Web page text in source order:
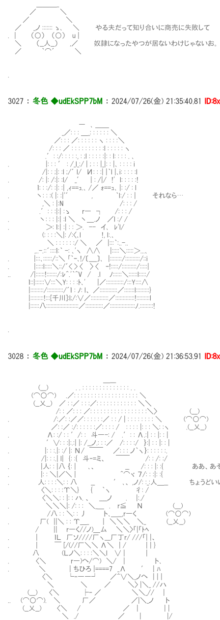
／ ＼
／ ＼
／ _ノ ::::::: ゝ､ ＼ やる夫だって知り合いに商売に失敗して
. | （○） （○） u |
＼ （__人__） ,／ 奴隷になったやつが居ないわけじゃないお。
／ ｀⌒´ ＼
3027 ： 冬色 ◆udEkSPP7bM ： 2024/07/26(金) 21:35:40.81
― ､ ＿＿
_／: : : ＿_: : : : : : ＼
／: : : ／: : : : : : ヽ : : : :＼
/: : : ／ : : : : : : : : : :l : : : : : ヽ
.′: :/: : : : :, : ;l : : : : :|: : l: : : : . ､
. |: : : ′ : /_l_:/ | ; : : |_|: : |､ : : : : i
/|: : ;|: :l ;/´ l/ И: : :| |｀l |､i: : : : :l
. /: |: /:|: :l/ _′ | : /|/ !' l: : : : :!
ｌ: : :/: :|: :| ,ｨ==ｭ.､ /／ ｫ==ｭ､ |: :/ : l
. 丶: : :( |: :|'´ , ｀l:/ : : | それなら…
,＼ : |:N /: : : /
.′: : :|:| :ゝ r― ┐ /: : : /
. 丶: : : |:| :l ＼ 丶＿.ノ ／l :/ /
. ＞: ｌ:| :| : : ＞. -- イ､ ﾚ'l/
(: : : :＼|: /:〈､l !, l:.､
＼ : : : : : :/ ＼ ／ |:::｀:..-..
,..-.::´::::ｌ:｀ -: ､'ヽ ∧∧ |:::::＼:::::＞...､
. |:::､::::::/::＼ ｢｀ｰ､!/〔____〕､ |::::::::/::::::::::/::i
. |:::::l:::::＼::/´< > 〈 〉 〈 ｰ!:::::/::::::::::/:::::|
.. /|::::::!:::::::/:ﾚ^.'｀^V / .l ﾉ::::::＼::::::l:::::/
ｌ::|::::::∨:::＼Y: : : :ﾄ､' |／::::::::::::/:::Y::::∧
|:::::::::/:::::::::::/´ｌ : ﾉ: l、 ／::::::::::::／:::::::l:::::::::}
|:::::::::!:::[千川]:l;/:∨／::::::::::::／:::::::::::::!:::::::::l
|::::::八::::::::::::::::::::::／::::::::::::／:::::::::::::::::ﾉ.:::::::::!
3028 ： 冬色 ◆udEkSPP7bM ： 2024/07/26(金) 21:36:53.91
(___) . . : : : : : : : : : : : : : : . .
(⌒○⌒) .／: : : : : : : : : : : : : : : : : : : ＼
(__乂__) ／ : :／ : : :／: : : : : : : : : : : : ＼＼
/: : ／: : : ／: : : : : : : : : : : : : : : : :＼〉 (___)
. /:／: :／／: : : : : :／ : : / | : : : : : : : : ＼ (⌒○⌒)
／: :／ :/: : : : : :／: : : : / : : : : |: : : ＼: :ヽ .(__乂__)
. Λ: :/ : : ′/: : 斗―-: / .′: : Λ.:| : : |: : |
′∨: : :|:.:| |: /__ノ.: : :／ /: : : :/ ｝:| : : |: : |
. |: : :.|: :/ |: Ν/ ￣￣ ／: : : ノ｀ヽ｝: : : : : :.
/|: : :.| l| {: :{ 斗‐=ミ、 ￣￣ /: : /: :/
. |人: : |八 ｛: | ､、 __ /: : : |: :{ ああ、あそこを見て
. |: : ＼|／＼ | ^⌒ヾ ７/: : :|: :{
. 人: : : :＼: : 八 __ ′ ､、 ,ノ/: :_:人＿__ ちょうどいい所に
〈＼: : : :Υ＼} { ｀ヽ 彳: /
〈＼＼: : |: : ハ. 、 ____ノ . |:./
. ＼＼＼|: /: : : ＼_＿ . r≦ Ν (___)
/八 : : ＼: : 丿 ト､＿__,r―く (⌒○⌒)
. 厂( ||＼ : : Υ＿_ | ＼＼＼ ＼_ (__乂__)
/ || r―く//ノ)＿厶 ＼＼〉「|「ﾄﾍ
. | ｌＬ 厂ソ////厂ヽ___厂丁r/ ///「| |、
. | ￣ [/(//厂＼＼ Λ＼ | / | | }
八 (Ｌノ＼: : : :＼＼l ∨ | |
. 〈＼ r―)へ/⌒) ＼/ | ト､
. ＼ | ちひろ |====7 _Λ ′ | ﾊ
〈＼ └‐――┘ ／＾∨＼_ノへ | | |
＼ ＼ ／ ＼〉 |＼_ //ハ
(___) 〈＼ ├‐ ／ ＼＼_// |
.. (⌒○⌒). ＼ 厂／ ／|＼_ノ ト
(__乂__) 〈＼ / ／ | | |
＼ ./ ／ | |/